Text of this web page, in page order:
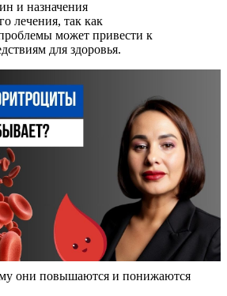
и назначения
лечения, так как
может привести к
для здоровья.
они повышаются и понижаются